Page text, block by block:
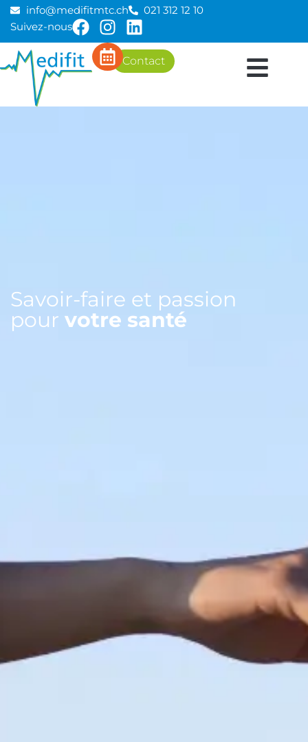
au
contenu
info@medifitmtc.ch
021 312 12 10
Suivez-nous
Contact
Savoir-faire et passion
pour votre santé